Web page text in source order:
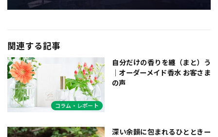
関連する記事
コラム・レポート
自分だけの香りを纏（まと）う
｜オーダーメイド香水 お客さま
の声
深い余韻に包まれるひとときー